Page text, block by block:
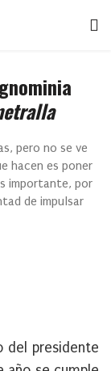
pero no se ve
hacen es poner
importante, por
de impulsar
del presidente